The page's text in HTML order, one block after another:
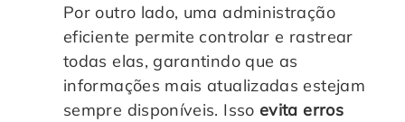
Por outro lado, uma administração
eficiente permite controlar e rastrear
todas elas, garantindo que as
informações mais atualizadas estejam
sempre disponíveis. Isso evita erros